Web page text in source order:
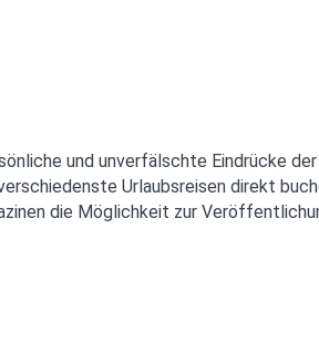
und unverfälschte Eindrücke
Urlaubsreisen direkt
die Möglichkeit zur